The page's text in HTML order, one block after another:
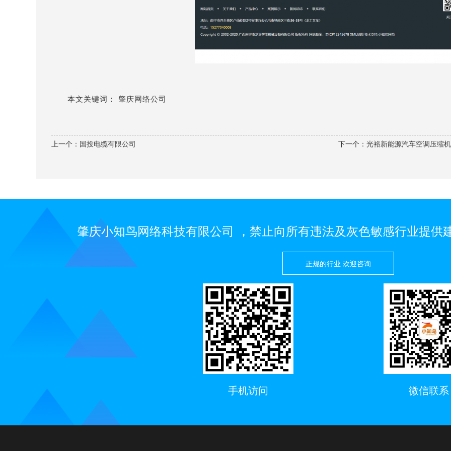
本文关键词： 肇庆网络公司
上一个： 国投电缆有限公司 下一个： 光裕新能源汽车空调压缩
肇庆小知鸟网络科技有限公司 ，禁止向所有违法及灰色敏感行业提供
正规的行业 欢迎咨询
手机访问 微信联系